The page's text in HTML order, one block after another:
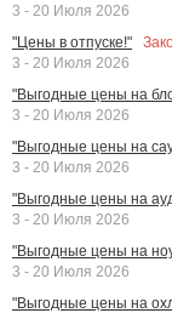
3 - 20 Июля 2026
"Цены в отпуске!"
3 - 20 Июля 2026
"Выгодные цены на
3 - 20 Июля 2026
"Выгодные цены на
3 - 20 Июля 2026
"Выгодные цены на
3 - 20 Июля 2026
"Выгодные цены на
3 - 20 Июля 2026
"Выгодные цены на